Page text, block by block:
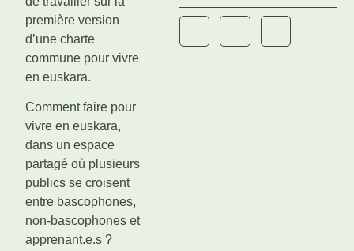
première version
d’une charte
commune pour vivre
en euskara.
Comment faire pour
vivre en euskara,
dans un espace
partagé où plusieurs
publics se croisent
entre bascophones,
non-bascophones et
apprenant.e.s ?